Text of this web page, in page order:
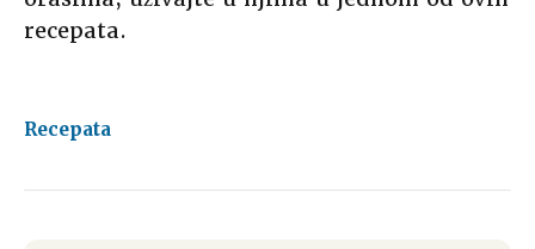
recepata.
Recepata